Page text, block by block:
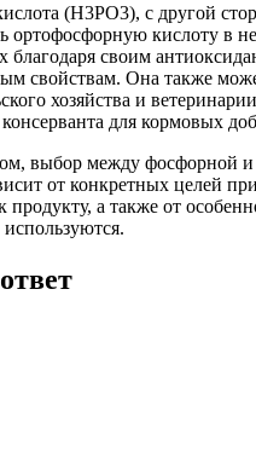
(H3PO3), с другой
ортофосфорную кислоту в
благодаря своим
свойствам. Она также
хозяйства и
для кормовых
выбор между фосфорной
от конкретных целей
продукту, а также от